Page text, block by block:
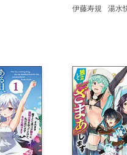
伊藤寿規 湯水